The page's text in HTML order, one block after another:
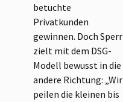
betuchte
Privatkunden
gewinnen. Doch Sperr
zielt mit dem DSG-
Modell bewusst in die
andere Richtung: „Wir
peilen die kleinen bis